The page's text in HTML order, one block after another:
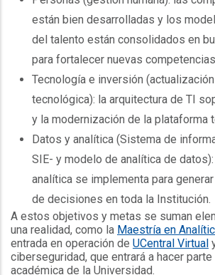
están bien desarrolladas y los
del talento están consolidados en
para fortalecer nuevas
Tecnología e inversión
tecnológica): la arquitectura de TI
y la modernización de la plataforma
Datos y analítica (Sistema de
SIE- y modelo de analítica de
analítica se implementa para
de decisiones en toda la Institución.
A estos objetivos y metas se suman
una realidad, como la Maestría en
entrada en operación de UCentral Virtual
ciberseguridad, que entrará a hacer
académica de la Universidad.